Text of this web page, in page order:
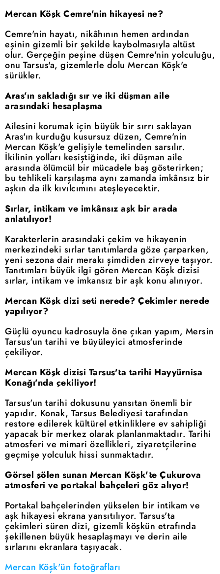
Mercan Köşk Cemre'nin hikayesi ne?
Cemre'nin hayatı, nikâhının hemen ardından
eşinin gizemli bir şekilde kaybolmasıyla altüst
olur. Gerçeğin peşine düşen Cemre'nin yolculuğu,
onu Tarsus'a, gizemlerle dolu Mercan Köşk'e
sürükler.
Aras'ın sakladığı sır ve iki düşman aile
arasındaki hesaplaşma
Ailesini korumak için büyük bir sırrı saklayan
Aras'ın kurduğu kusursuz düzen, Cemre'nin
Mercan Köşk'e gelişiyle temelinden sarsılır.
İkilinin yolları kesiştiğinde, iki düşman aile
arasında ölümcül bir mücadele baş gösterirken;
bu tehlikeli karşılaşma aynı zamanda imkânsız bir
aşkın da ilk kıvılcımını ateşleyecektir.
Sırlar, intikam ve imkânsız aşk bir arada
anlatılıyor!
Karakterlerin arasındaki çekim ve hikayenin
merkezindeki sırlar tanıtımlarda göze çarparken,
yeni sezona dair merakı şimdiden zirveye taşıyor.
Tanıtımları büyük ilgi gören Mercan Köşk dizisi
sırlar, intikam ve imkansız bir aşk konu alınıyor.
Mercan Köşk dizi seti nerede? Çekimler nerede
yapılıyor?
Güçlü oyuncu kadrosuyla öne çıkan yapım, Mersin
Tarsus'un tarihi ve büyüleyici atmosferinde
çekiliyor.
Mercan Köşk dizisi Tarsus'ta tarihi Hayyürnisa
Konağı'nda çekiliyor!
Tarsus'un tarihi dokusunu yansıtan önemli bir
yapıdır. Konak, Tarsus Belediyesi tarafından
restore edilerek kültürel etkinliklere ev sahipliği
yapacak bir merkez olarak planlanmaktadır. Tarihi
atmosferi ve mimari özellikleri, ziyaretçilerine
geçmişe yolculuk hissi sunmaktadır.
Görsel şölen sunan Mercan Köşk'te Çukurova
atmosferi ve portakal bahçeleri göz alıyor!
Portakal bahçelerinden yükselen bir intikam ve
aşk hikayesi ekrana yansıtılıyor. Tarsus'ta
çekimleri süren dizi, gizemli köşkün etrafında
şekillenen büyük hesaplaşmayı ve derin aile
sırlarını ekranlara taşıyacak.
Mercan Köşk'ün fotoğrafları